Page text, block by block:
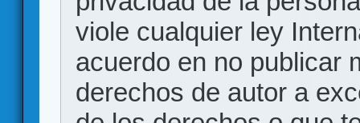
viole cualquier ley
acuerdo en no publicar
derechos de autor a